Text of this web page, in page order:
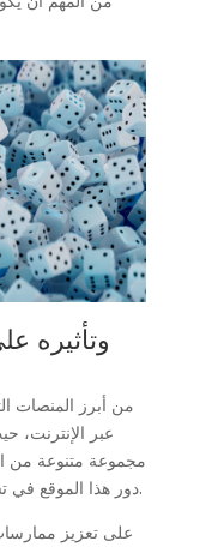
عبر الإنترنت،
مجموعة متنوعة من
دور هذا الموقع في تشكيل ثقافة القمار في المجتمعات العربية.